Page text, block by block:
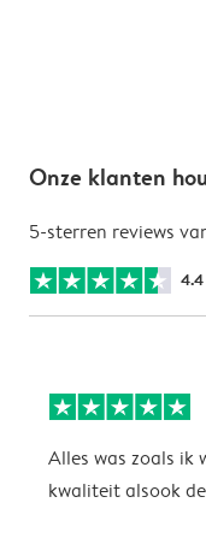
Onze klanten
5-sterren reviews
4.4
Alles was zoals ik
kwaliteit alsook